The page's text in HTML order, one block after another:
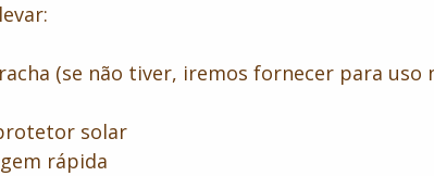
(se não tiver, iremos fornecer para uso
solar
rápida